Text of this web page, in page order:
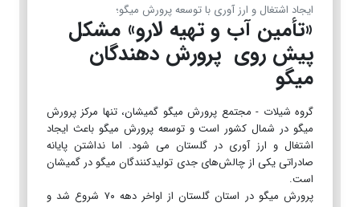
ایجاد اشتغال و ارز آوری با توسعه پرورش میگو؛
«تأمین آب و تهیه لارو» مشکل
پیش روی پرورش دهندگان
میگو
گروه شیلات - مجتمع پرورش میگو گمیشان، تنها مرکز پرورش
میگو در شمال کشور است و توسعه پرورش میگو باعث ایجاد
اشتغال و ارز آوری در گلستان می شود. اما نداشتن پایانه
صادراتی یکی از چالش‌های جدی تولیدکنندگان میگو در گمیشان
است.
پرورش میگو در استان گلستان از اواخر دهه ۷۰ شروع شد و